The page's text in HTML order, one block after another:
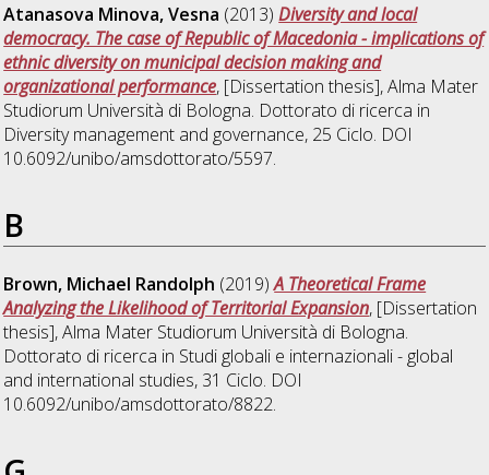
Atanasova Minova, Vesna (2013)Diversity and local
democracy. The case of Republic of Macedonia - implications of
ethnic diversity on municipal decision making and
organizational performance, [Dissertation thesis], Alma Mater
Studiorum Università di Bologna. Dottorato di ricerca in
Diversity management and governance, 25 Ciclo. DOI
10.6092/unibo/amsdottorato/5597.
B
Brown, Michael Randolph (2019)A Theoretical Frame
Analyzing the Likelihood of Territorial Expansion, [Dissertation
thesis], Alma Mater Studiorum Università di Bologna.
Dottorato di ricerca in Studi globali e internazionali - global
and international studies, 31 Ciclo. DOI
10.6092/unibo/amsdottorato/8822.